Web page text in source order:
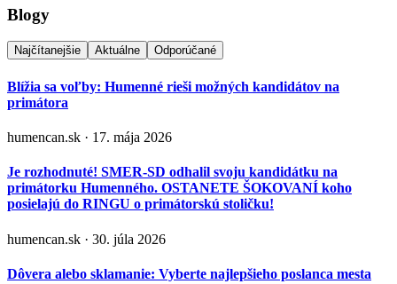
Blogy
Najčítanejšie Aktuálne Odporúčané
Blížia sa voľby: Humenné rieši možných kandidátov na
primátora
humencan.sk · 17. mája 2026
Je rozhodnuté! SMER-SD odhalil svoju kandidátku na
primátorku Humenného. OSTANETE ŠOKOVANÍ koho
posielajú do RINGU o primátorskú stoličku!
humencan.sk · 30. júla 2026
Dôvera alebo sklamanie: Vyberte najlepšieho poslanca mesta